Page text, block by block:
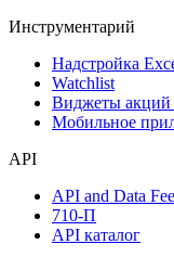
Инструментарий
Надстройка
Watchlist
Виджеты акций
Мобильное
API
API and Data
710-П
API каталог